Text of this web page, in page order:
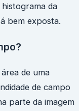
da
bem exposta.
de uma
de campo
parte da imagem